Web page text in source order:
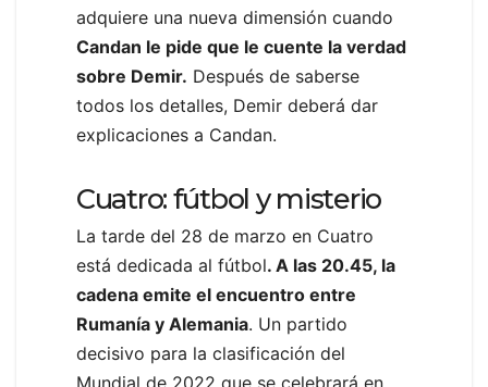
adquiere una nueva dimensión cuando
Candan le pide que le cuente la verdad
sobre Demir. Después de saberse
todos los detalles, Demir deberá dar
explicaciones a Candan.
Cuatro: fútbol y misterio
La tarde del 28 de marzo en Cuatro
está dedicada al fútbol. A las 20.45, la
cadena emite el encuentro entre
Rumanía y Alemania. Un partido
decisivo para la clasificación del
Mundial de 2022 que se celebrará en